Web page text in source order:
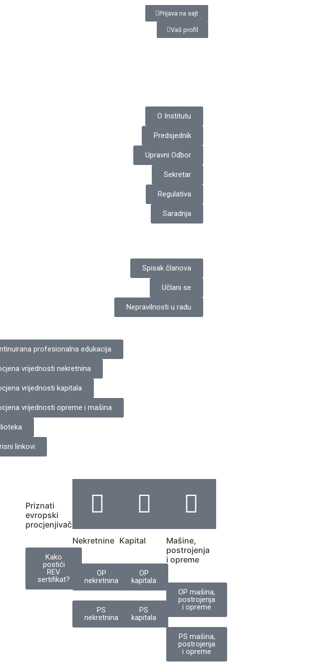
Prijava na sajt
Vaš profil
O Institutu
Predsjednik
Upravni Odbor
Sekretar
Regulativa
Saradnja
Spisak članova
Učlani se
Nepravilnosti u radu
profesionalna edukacija
vrijednosti nekretnina
vrijednosti kapitala
vrijednosti opreme i mašina
linkovi
Priznati
evropski
procjenjivač
Kako
postići
REV
sertifikat?
Nekretnine
OP
nekretnina
PS
nekretnina
Kapital
OP
kapitala
PS
kapitala
Mašine,
postrojenja
i opreme
OP mašina,
postrojenja
i opreme
PS mašina,
postrojenja
i opreme